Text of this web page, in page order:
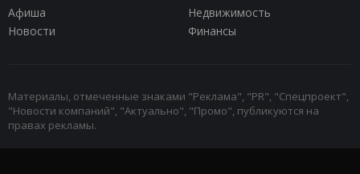
Афиша
Недвижимость
Новости
Финансы
Материалы, отмеченные знаками "Реклама", "PR", "Спецпроект",
"Новости компаний", "Актуально", "Промо", публикуются на
правах рекламы.